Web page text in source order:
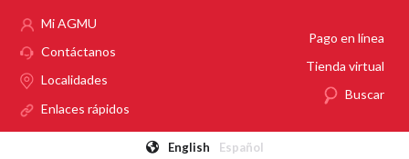
Mi AGMU
Contáctanos
Localidades
Enlaces rápidos
Pago en línea
Tienda virtual
Buscar
English Español